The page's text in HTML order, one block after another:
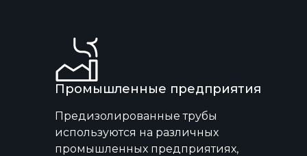
Промышленные предприятия
Предизолированные трубы
используются на различных
промышленных предприятиях,